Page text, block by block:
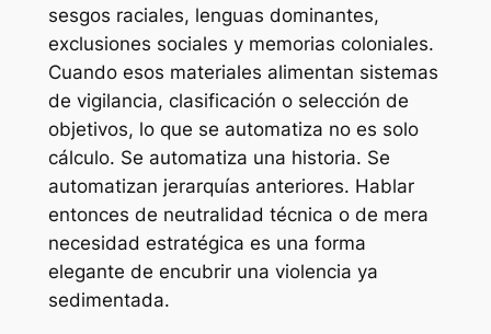
sesgos raciales, lenguas dominantes,
exclusiones sociales y memorias coloniales.
Cuando esos materiales alimentan sistemas
de vigilancia, clasificación o selección de
objetivos, lo que se automatiza no es solo
cálculo. Se automatiza una historia. Se
automatizan jerarquías anteriores. Hablar
entonces de neutralidad técnica o de mera
necesidad estratégica es una forma
elegante de encubrir una violencia ya
sedimentada.